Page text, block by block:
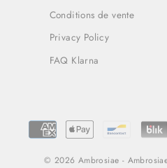
Conditions de vente
Privacy Policy
FAQ Klarna
© 2026 Ambrosiae -